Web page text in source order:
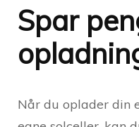
Spar
Når du oplader din